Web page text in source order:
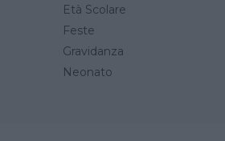
Età Scolare
Feste
Gravidanza
Neonato